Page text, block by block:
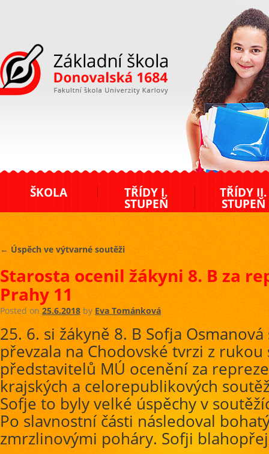
ZŠ Donovalská
ŠKOLA TŘÍDY I.
STUPEŇ
TŘÍDY II.
STUPEŇ
← Úspěch ve výtvarné soutěži
Starosta ocenil žákyni 8. B za
Prahy 11
Posted on 25.6.2018 by Eva Tománková
25. 6. si žákyně 8. B Sofja
převzala na Chodovské tvrzi z rukou
představitelů MÚ ocenění za
krajských a celorepublikových
Sofje to byly velké úspěchy v
Po slavnostní části následoval
zmrzlinovými poháry. Sofji